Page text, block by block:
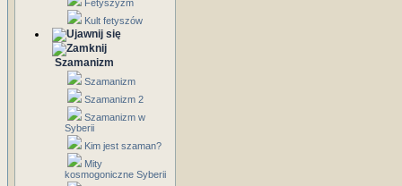
Fetyszyzm
Kult fetyszów
Szamanizm
Szamanizm
Szamanizm 2
Szamanizm w
Syberii
Kim jest szaman?
Mity
kosmogoniczne Syberii